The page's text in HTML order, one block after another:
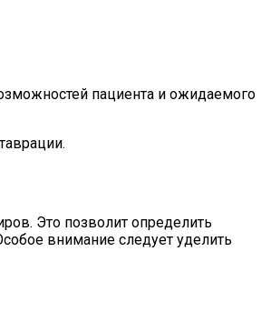
пациента и ожидаемого
Это позволит определить
внимание следует уделить